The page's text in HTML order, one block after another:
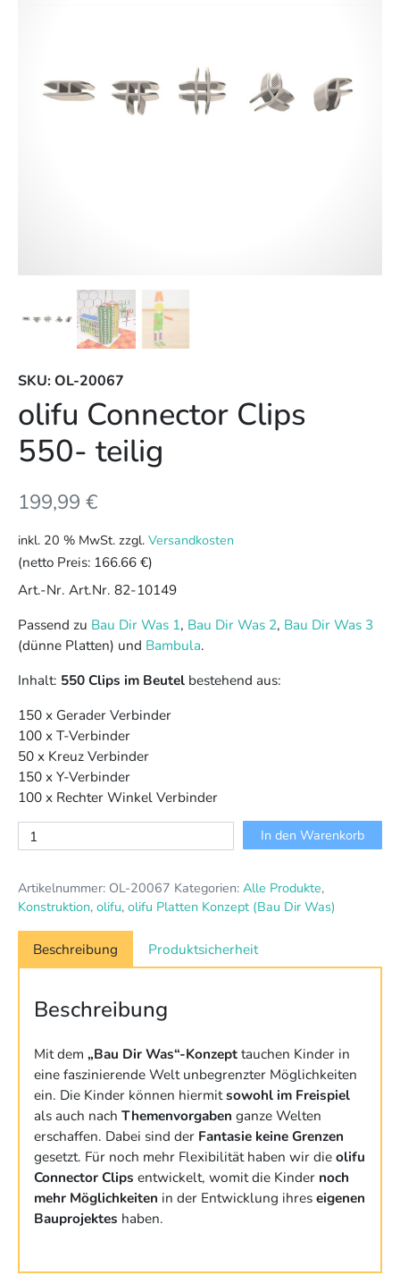
SKU: OL-20067
olifu Connector Clips
550- teilig
199,99 €
inkl. 20 % MwSt. zzgl. Versandkosten
(netto Preis: 166.66 €)
Art.-Nr. Art.Nr. 82-10149
Passend zu Bau Dir Was 1, Bau Dir Was 2, Bau Dir Was 3
(dünne Platten) und Bambula.
Inhalt: 550 Clips im Beutel bestehend aus:
150 x Gerader Verbinder
100 x T-Verbinder
50 x Kreuz Verbinder
150 x Y-Verbinder
100 x Rechter Winkel Verbinder
olifu
Connector
550-
teilig
Menge
In den Warenkorb
Artikelnummer: OL-20067 Kategorien: Alle Produkte,
Konstruktion, olifu, olifu Platten Konzept (Bau Dir Was)
Beschreibung Produktsicherheit
Beschreibung
Mit dem „Bau Dir Was“-Konzepttauchen Kinder in
eine faszinierende Welt unbegrenzter Möglichkeiten
ein. Die Kinder können hiermitsowohl im Freispiel
als auch nach Themenvorgaben ganze Welten
erschaffen. Dabei sind der Fantasie keine Grenzen
gesetzt. Für noch mehr Flexibilität haben wir dieolifu
Connector Clips entwickelt, womit die Kinder noch
mehr Möglichkeiten in der Entwicklung ihreseigenen
Bauprojektes haben.